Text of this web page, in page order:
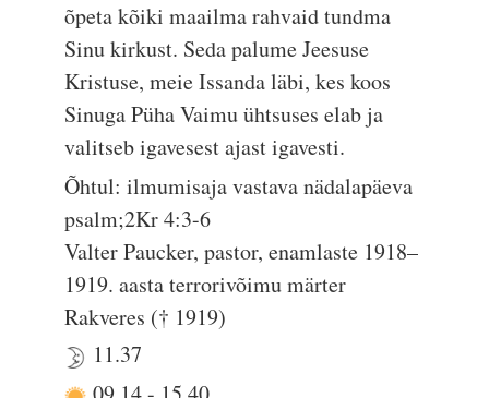
õpeta kõiki maailma rahvaid tundma
Sinu kirkust. Seda palume Jeesuse
Kristuse, meie Issanda läbi, kes koos
Sinuga Püha Vaimu ühtsuses elab ja
valitseb igavesest ajast igavesti.
Õhtul: ilmumisaja vastava nädalapäeva
psalm;2Kr 4:3-6
Valter Paucker, pastor, enamlaste 1918–
1919. aasta terrorivõimu märter
Rakveres († 1919)
11.37